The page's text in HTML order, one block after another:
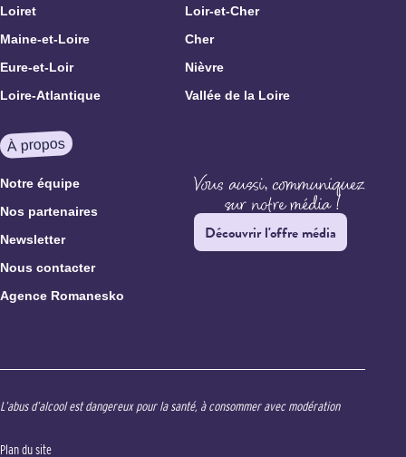
Loiret
Loir-et-Cher
Maine-et-Loire
Cher
Eure-et-Loir
Nièvre
Loire-Atlantique
Vallée de la Loire
À propos
Notre équipe
Nos partenaires
Newsletter
Nous contacter
Agence Romanesko
Découvrir l'offre média
L’abus d’alcool est dangereux pour la santé, à consommer avec modération
Plan du site